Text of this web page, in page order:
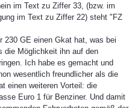
im Text zu Ziffer 33, (bzw. im
im Text zu Ziffer 22) steht "FZ
230 GE einen Gkat hat, was bei
die Möglichkeit ihn auf den
Ich habe es gemacht und
wesentlich freundlicher als die
einen weiteren Vorteil: die
Euro 1 für Benziner. Und damit